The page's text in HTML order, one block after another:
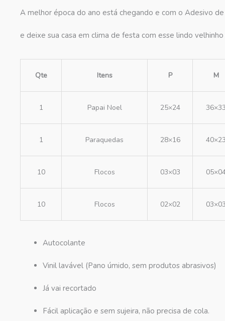
A melhor época do ano está chegando e com o Adesivo
e deixe sua casa em clima de festa com esse lindo
Qte Itens P M
1 Papai Noel 25×24 36×33
1 Paraquedas 28×16 40×23
10 Flocos 03×03
10 Flocos 02×02 03×03
Autocolante
Vinil lavável (Pano úmido, sem produtos abrasivos)
Já vai recortado
Fácil aplicação e sem sujeira, não precisa de cola.